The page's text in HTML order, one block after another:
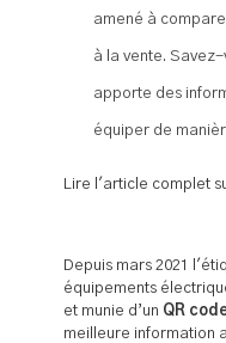
amené à
à la vente.
apporte des
équiper de
Lire l'article complet
Depuis mars 2021
équipements
et munie d’un QR
meilleure information